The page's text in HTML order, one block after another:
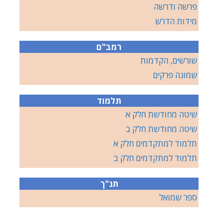
פרשה ודרשה
מידות הדרש
רמב"ם
שורשים, הקדמות
שמונה פרקים
תלמוד
שיטה מחודשת חלק א
שיטה מחודשת חלק ב
תלמוד למתקדמים חלק א
תלמוד למתקדמים חלק ב
תנ"ך
ספר שמואל